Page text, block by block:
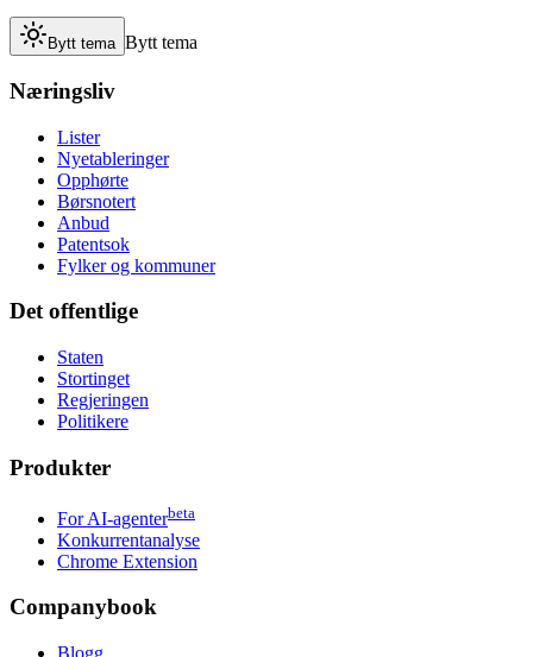
Bytt tema Bytt tema
Næringsliv
Lister
Nyetableringer
Opphørte
Børsnotert
Anbud
Patentsok
Fylker og kommuner
Det offentlige
Staten
Stortinget
Regjeringen
Politikere
Produkter
For AI-agenterbeta
Konkurrentanalyse
Chrome Extension
Companybook